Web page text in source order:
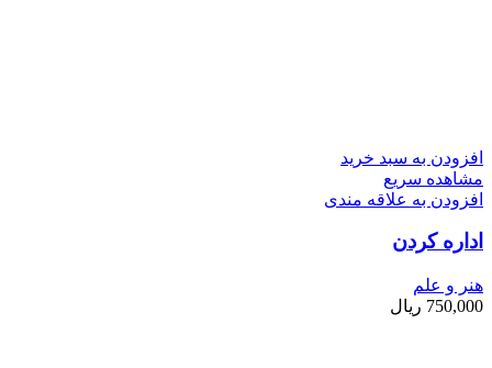
افزودن به سبد خرید
مشاهده سریع
افزودن به علاقه مندی
اداره کردن
هنر و علم
750,000 ریال